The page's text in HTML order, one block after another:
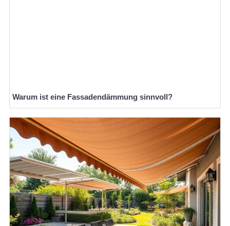
Warum ist eine Fassadendämmung sinnvoll?